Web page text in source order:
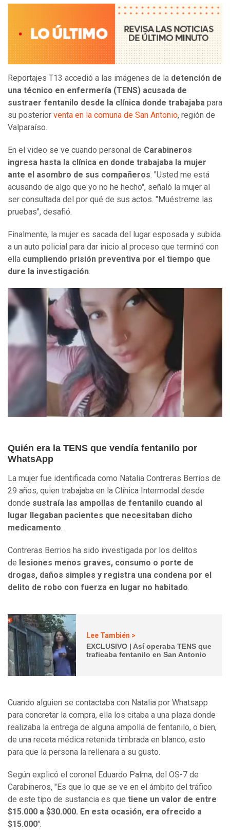
Reportajes T13 accedió a las imágenes de la detención de
una técnico en enfermería (TENS) acusada de
sustraer fentanilo desde la clínica donde trabajaba para
su posterior venta en la comuna de San Antonio, región de
Valparaíso.
En el video se ve cuando personal de Carabineros
ingresa hasta la clínica en donde trabajaba la mujer
ante el asombro de sus compañeros. "Usted me está
acusando de algo que yo no he hecho", señaló la mujer al
ser consultada del por qué de sus actos. "Muéstreme las
pruebas", desafió.
Finalmente, la mujer es sacada del lugar esposada y subida
a un auto policial para dar inicio al proceso que terminó con
ella cumpliendo prisión preventiva por el tiempo que
dure la investigación.
Quién era la TENS que vendía fentanilo por
WhatsApp
La mujer fue identificada como Natalia Contreras Berrios de
29 años, quien trabajaba en la Clínica Intermodal desde
donde sustraía las ampollas de fentanilo cuando al
lugar llegaban pacientes que necesitaban dicho
medicamento
Contreras Berrios ha sido investigada por los delitos
de lesiones menos graves, consumo o porte de
drogas, daños simples y registra una condena por el
delito de robo con fuerza en lugar no habitado
Lee También >
EXCLUSIVO | Así operaba TENS que
traficaba fentanilo en San Antonio
Cuando alguien se contactaba con Natalia por Whatsapp
para concretar la compra, ella los citaba a una plaza donde
realizaba la entrega de alguna ampolla de fentanilo, o bien,
de una receta médica retenida timbrada en blanco, esto
para que la persona la rellenara a su gusto.
Según explicó el coronel Eduardo Palma, del OS-7 de
Carabineros, "Es que lo que se ve en el ámbito del tráfico
de este tipo de sustancia es que tiene un valor de entre
$15.000 a $30.000. En esta ocasión, era ofrecido a
$15.000".